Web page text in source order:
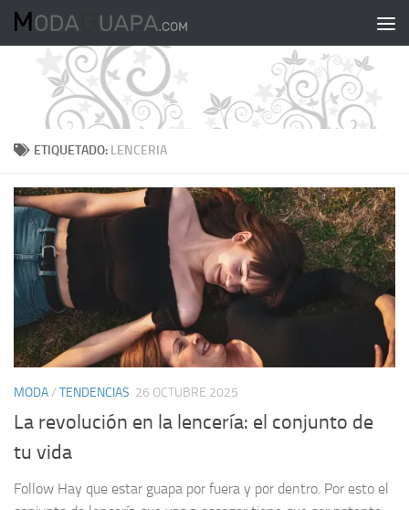
Saltar al contenido
ETIQUETADO: LENCERIA
MODA/ TENDENCIAS 26 OCTUBRE 2025
La revolución en la lencería: el conjunto de
tu vida
Follow Hay que estar guapa por fuera y por dentro. Por esto el